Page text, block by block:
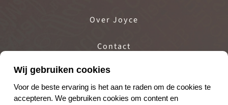
Wij gebruiken cookies
Voor de beste ervaring is het aan te raden om de cookies te
accepteren. We gebruiken cookies om content en
Over Joyce
Contact
Projecten